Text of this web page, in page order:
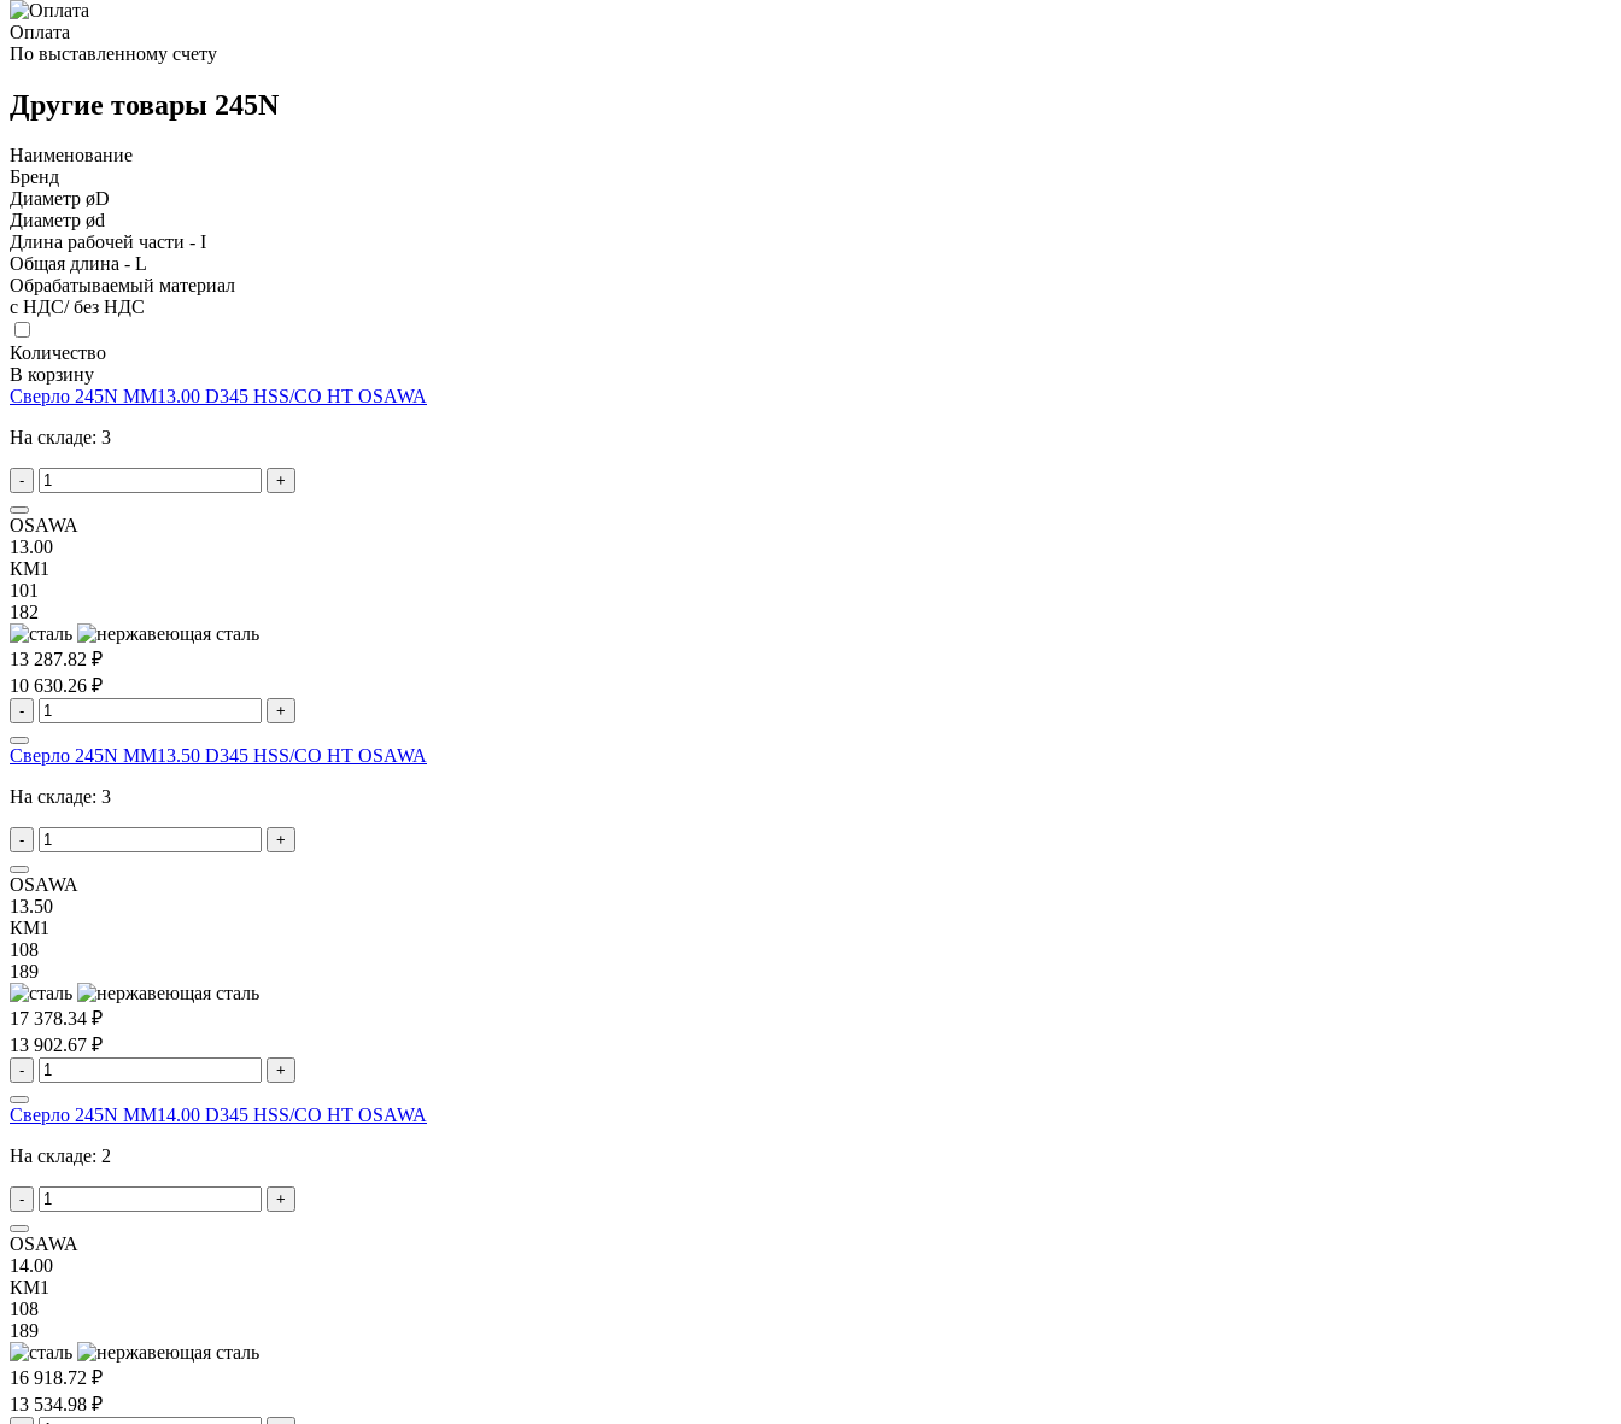
Оплата
По выставленному счету
Другие товары 245N
Наименование
Бренд
Диаметр øD
Диаметр ød
Длина рабочей части - I
Общая длина - L
Обрабатываемый материал
с НДС/ без НДС
Количество
В корзину
Сверло 245N MM13.00 D345 HSS/CO HT OSAWA
На складе: 3
- +
OSAWA
13.00
КМ1
101
182
13 287.82 ₽
10 630.26 ₽
- +
Сверло 245N MM13.50 D345 HSS/CO HT OSAWA
На складе: 3
- +
OSAWA
13.50
КМ1
108
189
17 378.34 ₽
13 902.67 ₽
- +
Сверло 245N MM14.00 D345 HSS/CO HT OSAWA
На складе: 2
- +
OSAWA
14.00
КМ1
108
189
16 918.72 ₽
13 534.98 ₽